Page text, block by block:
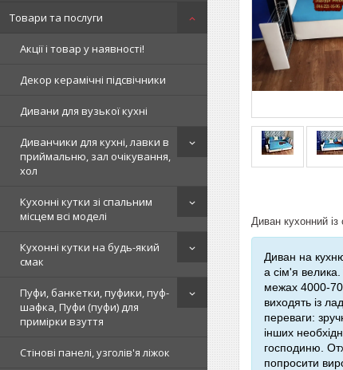
Товари та послуги
Акції і товар у наявності!
Декор керамічні підсвічники
Дивани для вузької кухні
Диванчики для кухні, лавки в
приймальню, зал очікування,
хол
Кухонні кутки зі спальним
місцем всі моделі
Кухонні кутки на будь-який
смак
Пуфи, банкетки, пуфики, пуф-
шафка, Пуфи (пуфи) для
примірки взуття
Стінові панелі, узголів'я ліжок
Диван кухонний
Диван на
а сім'я
межах 4000-
виходять із
переваги:
інших
господиню.
попросити